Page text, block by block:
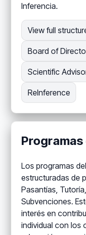
Inferencia.
View full
Board of
Scientific
ReInference
Los programas
estructuradas de
Pasantías,
Subvenciones.
interés en
individual con los